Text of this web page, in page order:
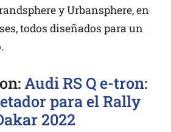
y Urbansphere, en
todos diseñados para un
Audi RS Q e-tron:
para el Rally
2022